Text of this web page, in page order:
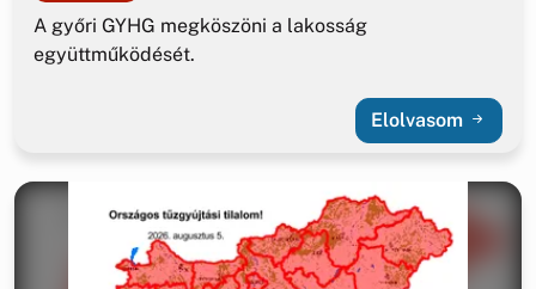
A győri GYHG megköszöni a lakosság
együttműködését.
Elolvasom